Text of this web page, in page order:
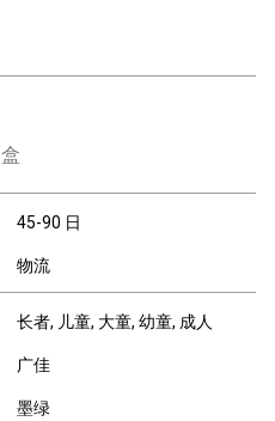
盒
45-90 日
物流
长者, 儿童, 大童, 幼童, 成人
广佳
墨绿